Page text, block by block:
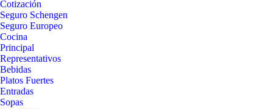
Cotización
Seguro Schengen
Seguro Europeo
Cocina
Principal
Representativos
Bebidas
Platos Fuertes
Entradas
Sopas